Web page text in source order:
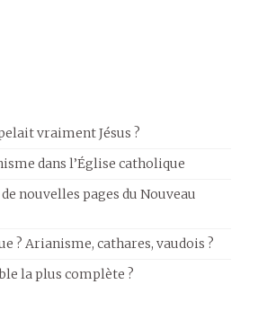
vraiment Jésus ?
dans l’Église catholique
nouvelles pages du Nouveau
? Arianisme, cathares, vaudois ?
la plus complète ?